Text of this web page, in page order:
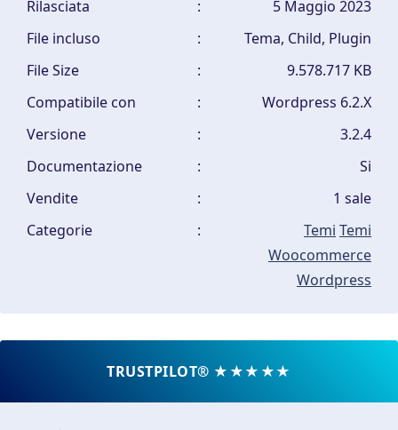
Rilasciata
:
5 Maggio 2023
File incluso
:
Tema, Child, Plugin
File Size
:
9.578.717 KB
Compatibile con
:
Wordpress 6.2.X
Versione
:
3.2.4
Documentazione
:
Si
Vendite
:
1 sale
Categorie
: Temi Temi
Woocommerce
Wordpress
TRUSTPILOT® ★★★★★